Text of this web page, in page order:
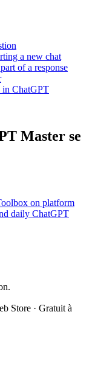
a new chat
of a response
ChatGPT
Master se
on platform
daily ChatGPT
Store · Gratuit à